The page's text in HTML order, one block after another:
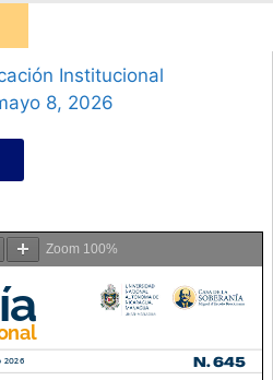
Institucional
8, 2026
Zoom 100%